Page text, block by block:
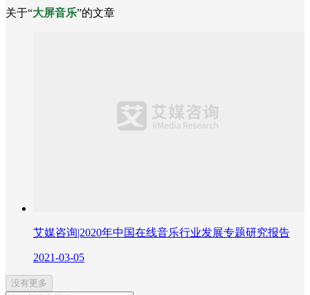
关于“大屏音乐”的文章
艾媒咨询|2020年中国在线音乐行业发展专题研究报告
2021-03-05
没有更多